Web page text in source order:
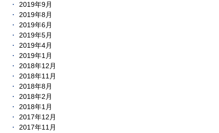
2019年9月
2019年8月
2019年6月
2019年5月
2019年4月
2019年1月
2018年12月
2018年11月
2018年8月
2018年2月
2018年1月
2017年12月
2017年11月